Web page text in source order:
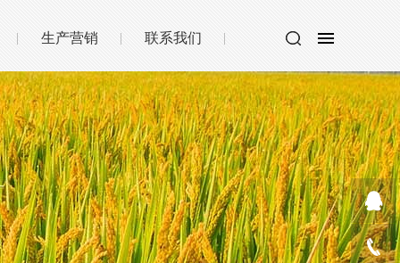
生产营销 联系我们